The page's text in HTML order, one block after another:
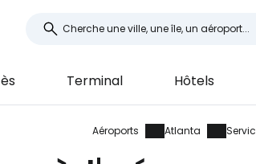
Terminal Hôtels
Aéroports Atlanta